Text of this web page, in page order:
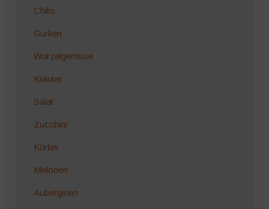
Chilis
Gurken
Wurzelgemüse
Kräuter
Salat
Zucchini
Kürbis
Melonen
Auberginen